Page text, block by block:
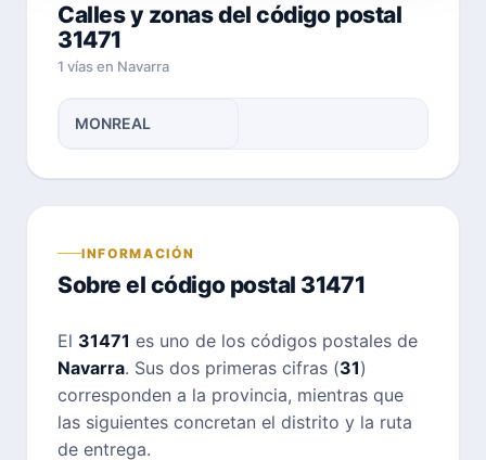
Calles y zonas del código postal
31471
1 vías en Navarra
MONREAL
INFORMACIÓN
Sobre el código postal 31471
El 31471 es uno de los códigos postales de
Navarra. Sus dos primeras cifras (31)
corresponden a la provincia, mientras que
las siguientes concretan el distrito y la ruta
de entrega.